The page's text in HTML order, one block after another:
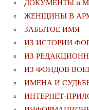
ДОКУМЕНТЫ и
ЖЕНЩИНЫ В
ЗАБЫТОЕ ИМЯ
ИЗ ИСТОРИИ
ИЗ
ИЗ ФОНДОВ
ИМЕНА И
ИНТЕРНЕТ-